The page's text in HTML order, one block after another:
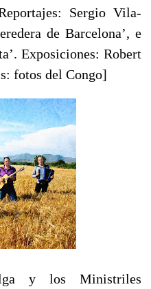
Sergio Vila-
de Barcelona’, e
Exposiciones: Robert
fotos del Congo]
y los Ministriles